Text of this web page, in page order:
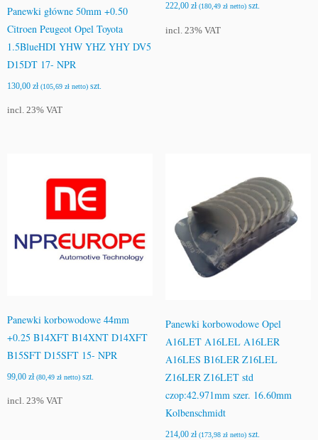
Panewki główne 50mm +0.50
Citroen Peugeot Opel Toyota
1.5BlueHDI YHW YHZ YHY DV5
D15DT 17- NPR
130,00 zł (105,69 zł netto) szt.
incl. 23% VAT
222,00 zł (180,49 złnetto)szt.
incl. 23% VAT
Panewki korbowodowe 44mm
+0.25 B14XFT B14XNT D14XFT
B15SFT D15SFT 15- NPR
99,00 zł (80,49 zł netto) szt.
incl. 23% VAT
Panewki korbowodowe Opel
A16LET A16LEL A16LER
A16LES B16LER Z16LEL
Z16LER Z16LET std
czop:42.971mm szer. 16.60mm
Kolbenschmidt
214,00 zł (173,98 złnetto)szt.